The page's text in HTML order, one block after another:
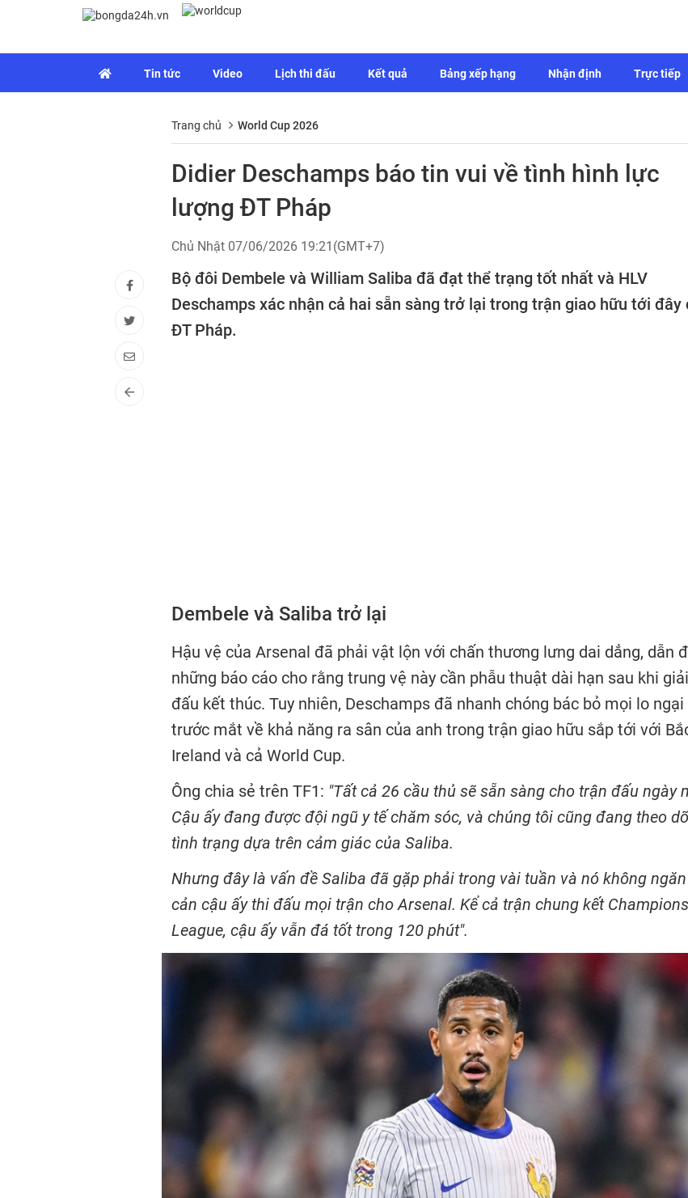
Tin tức Video Lịch thi đấu Kết quả Bảng xếp hạng Nhận định Trực tiếp
Trang chủ World Cup 2026
Didier Deschamps báo tin vui về tình hình lực
lượng ĐT Pháp
Chủ Nhật 07/06/2026 19:21(GMT+7)
Bộ đôi Dembele và William Saliba đã đạt thể trạng tốt nhất và HLV
Deschamps xác nhận cả hai sẵn sàng trở lại trong trận giao hữu tới đây
ĐT Pháp.
Dembele và Saliba trở lại
Hậu vệ của Arsenal đã phải vật lộn với chấn thương lưng dai dẳng, dẫn
những báo cáo cho rằng trung vệ này cần phẫu thuật dài hạn sau khi giải
đấu kết thúc. Tuy nhiên, Deschamps đã nhanh chóng bác bỏ mọi lo ngại
trước mắt về khả năng ra sân của anh trong trận giao hữu sắp tới với
Ireland và cả World Cup.
Ông chia sẻ trên TF1: "Tất cả 26 cầu thủ sẽ sẵn sàng cho trận đấu ngày
Cậu ấy đang được đội ngũ y tế chăm sóc, và chúng tôi cũng đang theo
tình trạng dựa trên cảm giác của Saliba.
Nhưng đây là vấn đề Saliba đã gặp phải trong vài tuần và nó không ngăn
cản cậu ấy thi đấu mọi trận cho Arsenal. Kể cả trận chung kết Champions
League, cậu ấy vẫn đá tốt trong 120 phút".